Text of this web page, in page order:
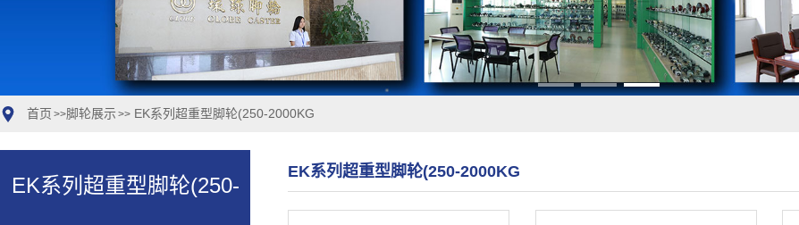
首页 >>脚轮展示 >> EK系列超重型脚轮(250-2000KG
EK系列超重型脚轮(250-
EK系列超重型脚轮(250-2000KG